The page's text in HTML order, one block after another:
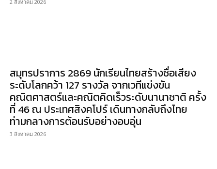
2 สิงหาคม 2026
สมุทรปราการ 2869 นักเรียนไทยสร้างชื่อเสียง
ระดับโลกคว้า 127 รางวัล จากเวทีแข่งขัน
คณิตศาสตร์และคณิตคิดเร็วระดับนานาชาติ ครั้ง
ที่ 46 ณ ประเทศสิงคโปร์ เดินทางกลับถึงไทย
ท่ามกลางการต้อนรับอย่างอบอุ่น
3 สิงหาคม 2026